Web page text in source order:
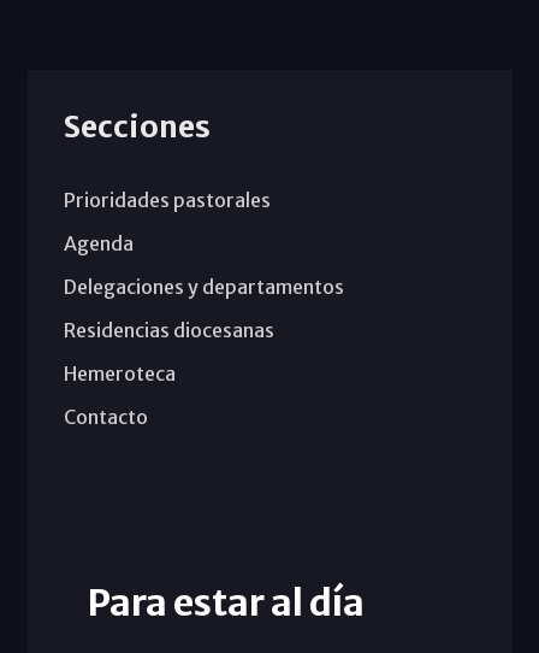
Secciones
Prioridades pastorales
Agenda
Delegaciones y departamentos
Residencias diocesanas
Hemeroteca
Contacto
Para estar al día